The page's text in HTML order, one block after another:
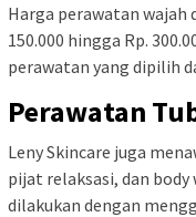
Harga perawatan wajah
150.000 hingga Rp.
perawatan yang dipilih
Perawatan
Leny Skincare juga
pijat relaksasi, dan
dilakukan dengan